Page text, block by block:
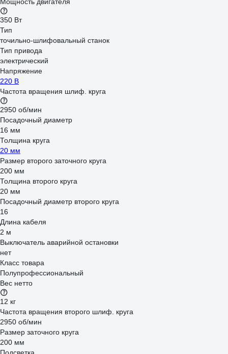
350 Вт
Тип
точильно-шлифовальный станок
Тип привода
электрический
Напряжение
220 В
Частота вращения шлиф. круга
2950 об/мин
Посадочный диаметр
16 мм
Толщина круга
20 мм
Размер второго заточного круга
200 мм
Толщина второго круга
20 мм
Посадочный диаметр второго круга
16
Длина кабеля
2 м
Выключатель аварийной остановки
нет
Класс товара
Полупрофессиональный
Вес нетто
12 кг
Частота вращения второго шлиф. круга
2950 об/мин
Размер заточного круга
200 мм